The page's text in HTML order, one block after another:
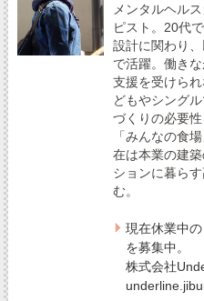
メンタルヘル
ピスト。20代
設計に関わり
で活躍。働き
支援を受けら
どもやシング
づくりの必要
「みんなの食
在は本業の建
ションに暮ら
む。
現在休業中
を募集中。
株式会社